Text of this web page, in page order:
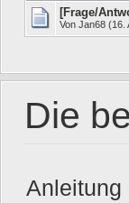
[Frage/
Von Jan68 (16.
Die
Anleitung